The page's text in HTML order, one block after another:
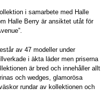
i samarbete med Halle
Halle Berry är ansiktet utåt för
av 47 modeller under
i äkta läder men priserna
är bred och innehåller allt
och wedges, glamorösa
rundar av kollektionen och